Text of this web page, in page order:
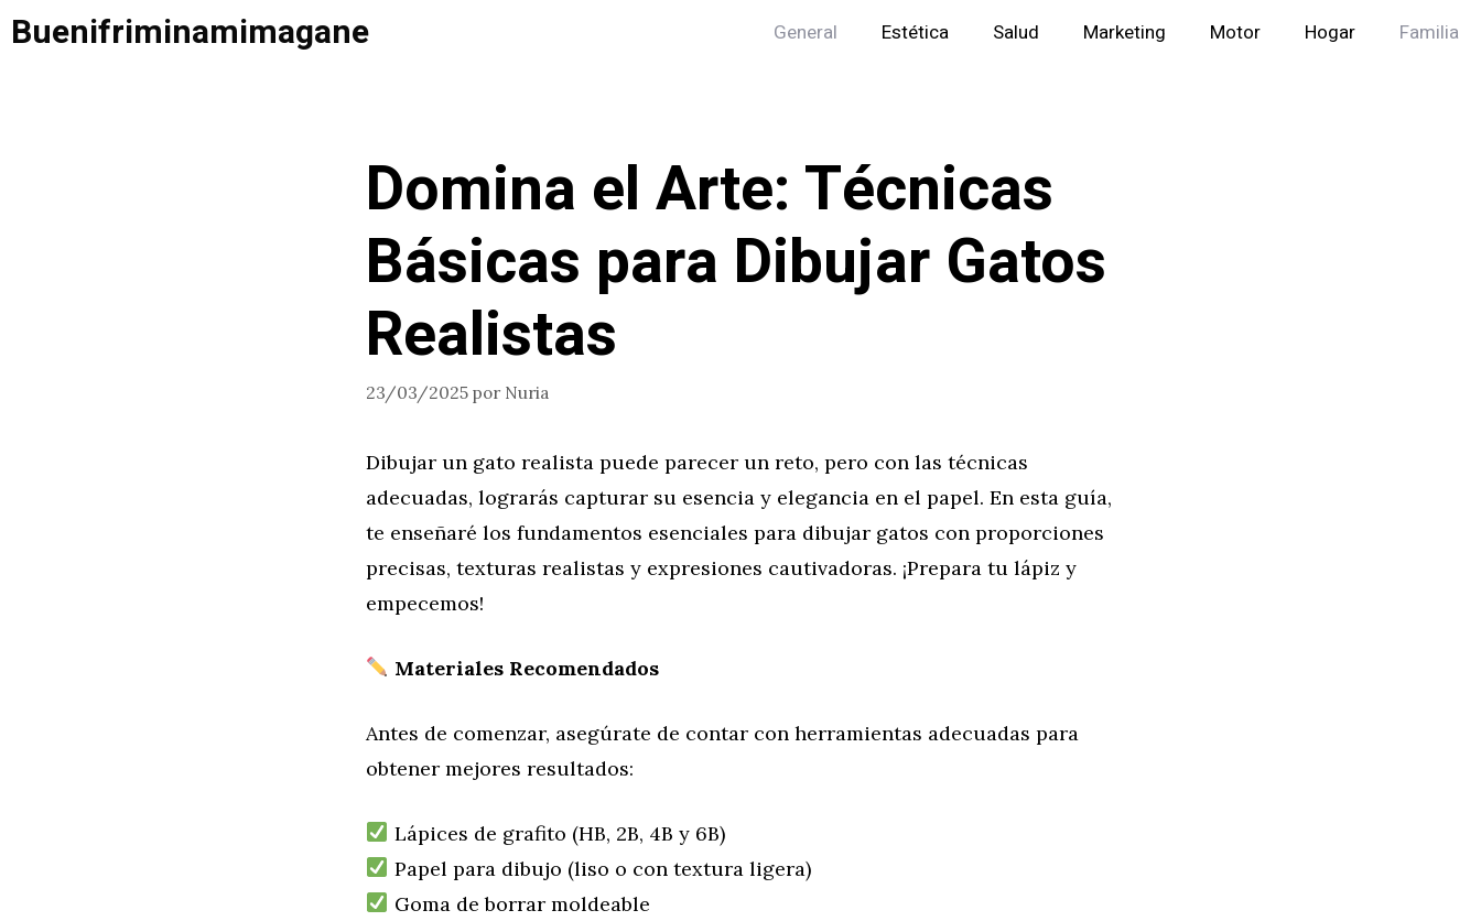
Saltar
alBuenifriminamimagane General Estética Salud Marketing Motor Hogar Familia
Domina el Arte: Técnicas
Básicas para Dibujar Gatos
Realistas
23/03/2025 por Nuria
Dibujar un gato realista puede parecer un reto, pero con las técnicas
adecuadas, lograrás capturar su esencia y elegancia en el papel. En esta guía,
te enseñaré los fundamentos esenciales para dibujar gatos con proporciones
precisas, texturas realistas y expresiones cautivadoras. ¡Prepara tu lápiz y
empecemos!
Materiales Recomendados
Antes de comenzar, asegúrate de contar con herramientas adecuadas para
obtener mejores resultados:
Lápices de grafito (HB, 2B, 4B y 6B)
Papel para dibujo (liso o con textura ligera)
Goma de borrar moldeable